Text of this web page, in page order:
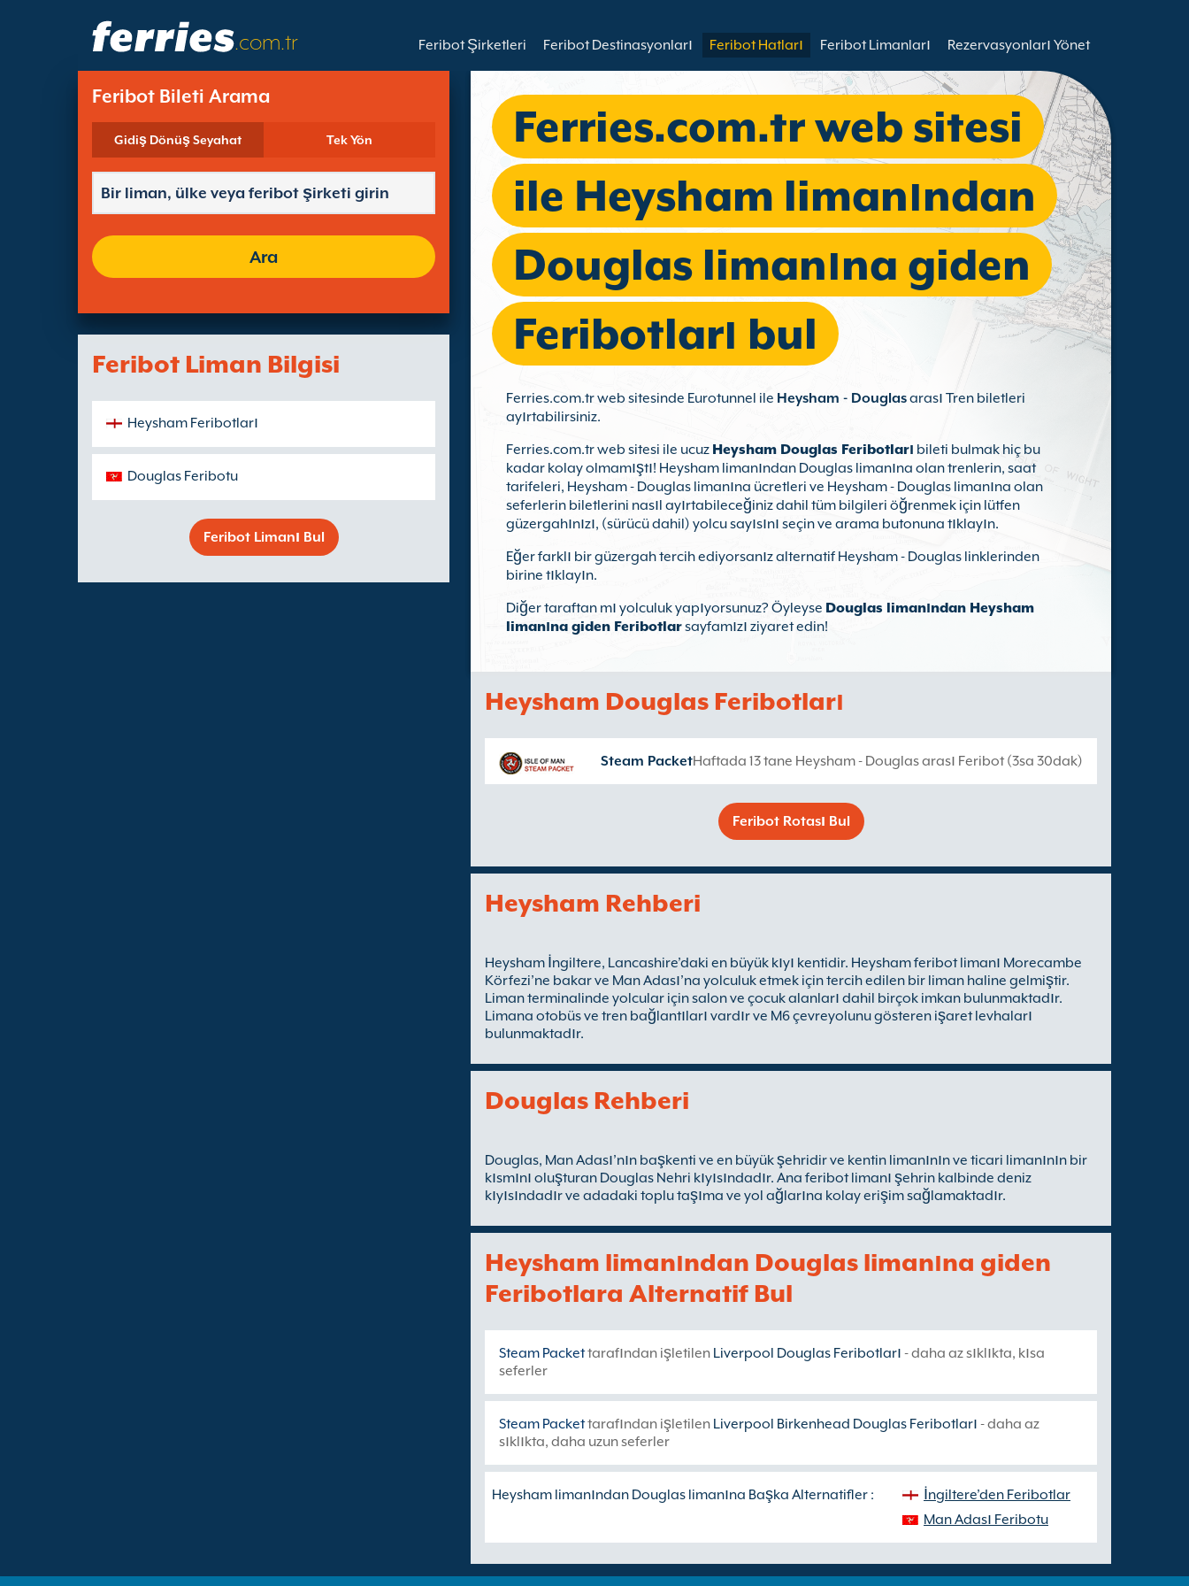
.com.tr Feribot Şirketleri Feribot Destinasyonları Feribot Hatları Feribot Limanları Rezervasyonları Yönet
Feribot Bileti Arama
Gidiş Dönüş Seyahat Tek Yön
Ara
Feribot Liman Bilgisi
Heysham Feribotları
Douglas Feribotu
Feribot Limanı Bul
Ferries.com.tr web sitesi
ile Heysham limanından
Douglas limanına giden
Feribotları bul
Ferries.com.tr web sitesinde Eurotunnel ile Heysham - Douglasarası Tren biletleri
ayırtabilirsiniz.
Ferries.com.tr web sitesi ile ucuz Heysham Douglas Feribotları bileti bulmak hiç bu
kadar kolay olmamıştı! Heysham limanından Douglas limanına olan trenlerin, saat
tarifeleri, Heysham - Douglas limanına ücretleri ve Heysham - Douglas limanına olan
seferlerin biletlerini nasıl ayırtabileceğiniz dahil tüm bilgileri öğrenmek için lütfen
güzergahınızı, (sürücü dahil) yolcu sayısını seçin ve arama butonuna tıklayın.
Eğer farklı bir güzergah tercih ediyorsanız alternatif Heysham - Douglas linklerinden
birine tıklayın.
Diğer taraftan mı yolculuk yapıyorsunuz? Öyleyse Douglas limanından Heysham
limanına giden Feribotlarsayfamızı ziyaret edin!
Heysham Douglas Feribotları
Steam PacketHaftada 13 tane Heysham - Douglas arası Feribot (3sa 30dak)
Feribot Rotası Bul
Heysham Rehberi
Heysham İngiltere, Lancashire’daki en büyük kıyı kentidir. Heysham feribot limanı Morecambe
Körfezi’ne bakar ve Man Adası’na yolculuk etmek için tercih edilen bir liman haline gelmiştir.
Liman terminalinde yolcular için salon ve çocuk alanları dahil birçok imkan bulunmaktadır.
Limana otobüs ve tren bağlantıları vardır ve M6 çevreyolunu gösteren işaret levhaları
bulunmaktadır.
Douglas Rehberi
Douglas, Man Adası’nın başkenti ve en büyük şehridir ve kentin limanının ve ticari limanının bir
kısmını oluşturan Douglas Nehri kıyısındadır. Ana feribot limanı şehrin kalbinde deniz
kıyısındadır ve adadaki toplu taşıma ve yol ağlarına kolay erişim sağlamaktadır.
Heysham limanından Douglas limanına giden
Feribotlara Alternatif Bul
Steam Packettarafından işletilen Liverpool Douglas Feribotları - daha az sıklıkta, kısa
seferler
Steam Packettarafından işletilen Liverpool Birkenhead Douglas Feribotları - daha az
sıklıkta, daha uzun seferler
Heysham limanından Douglas limanına Başka Alternatifler :
İngiltere’den Feribotlar
Man Adası Feribotu